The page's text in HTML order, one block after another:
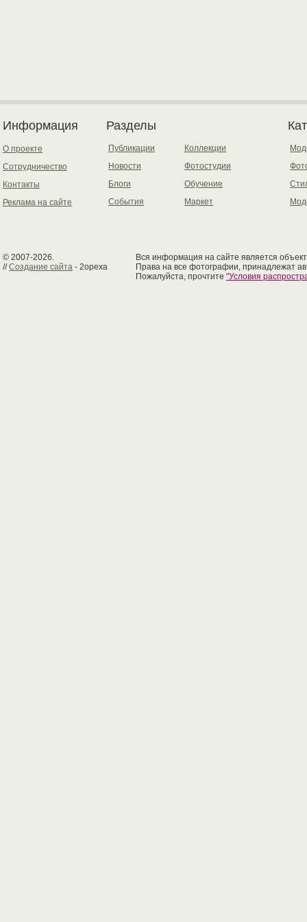
Информация
О проекте
Сотрудничество
Контакты
Реклама на сайте
Разделы
Публикации
Новости
Блоги
События
Коллекции
Фотостудии
Обучение
Маркет
© 2007-2026.
//Создание сайта - 2opexa
Вся информация на сайте является
Права на все фотографии, принадлежат
Пожалуйста, прочтите "Условия